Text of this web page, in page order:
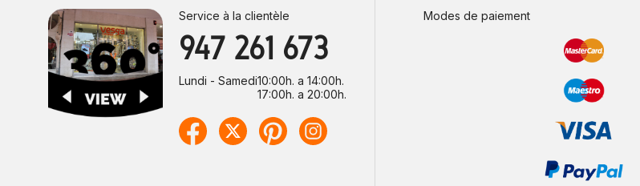
Service à la clientèle
947 261 673
Lundi - Samedi10:00h. a 14:00h.
17:00h. a 20:00h.
Modes de paiement